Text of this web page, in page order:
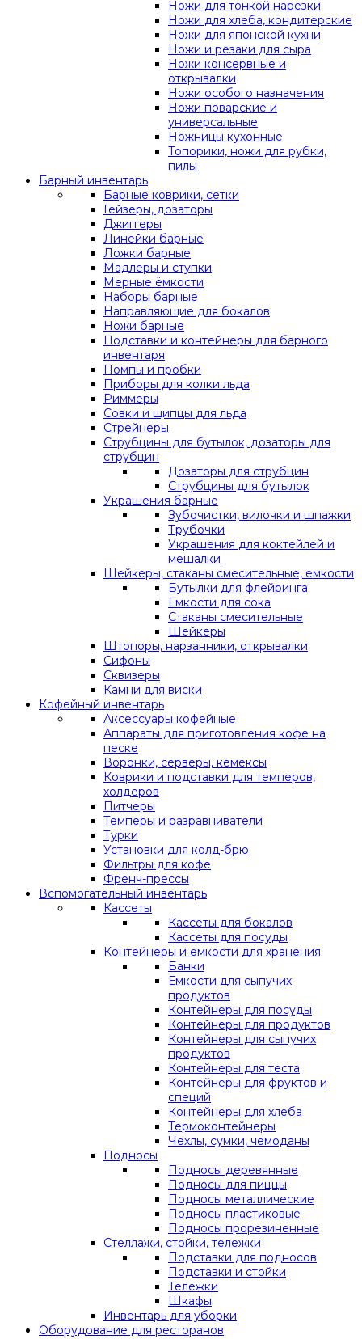
Ножи для тонкой нарезки
Ножи для хлеба, кондитерские
Ножи для японской кухни
Ножи и резаки для сыра
Ножи консервные и
открывалки
Ножи особого назначения
Ножи поварские и
универсальные
Ножницы кухонные
Топорики, ножи для рубки,
пилы
Барный инвентарь
Барные коврики, сетки
Гейзеры, дозаторы
Джиггеры
Линейки барные
Ложки барные
Мадлеры и ступки
Мерные ёмкости
Наборы барные
Направляющие для бокалов
Ножи барные
Подставки и контейнеры для барного
инвентаря
Помпы и пробки
Приборы для колки льда
Риммеры
Совки и щипцы для льда
Стрейнеры
Струбцины для бутылок, дозаторы для
струбцин
Дозаторы для струбцин
Струбцины для бутылок
Украшения барные
Зубочистки, вилочки и шпажки
Трубочки
Украшения для коктейлей и
мешалки
Шейкеры, стаканы смесительные, емкости
Бутылки для флейринга
Емкости для сока
Стаканы смесительные
Шейкеры
Штопоры, нарзанники, открывалки
Сифоны
Сквизеры
Камни для виски
Кофейный инвентарь
Аксессуары кофейные
Аппараты для приготовления кофе на
песке
Воронки, серверы, кемексы
Коврики и подставки для темперов,
холдеров
Питчеры
Темперы и разравниватели
Турки
Установки для колд-брю
Фильтры для кофе
Френч-прессы
Вспомогательный инвентарь
Кассеты
Кассеты для бокалов
Кассеты для посуды
Контейнеры и емкости для хранения
Банки
Емкости для сыпучих
продуктов
Контейнеры для посуды
Контейнеры для продуктов
Контейнеры для сыпучих
продуктов
Контейнеры для теста
Контейнеры для фруктов и
специй
Контейнеры для хлеба
Термоконтейнеры
Чехлы, сумки, чемоданы
Подносы
Подносы деревянные
Подносы для пиццы
Подносы металлические
Подносы пластиковые
Подносы прорезиненные
Стеллажи, стойки, тележки
Подставки для подносов
Подставки и стойки
Тележки
Шкафы
Инвентарь для уборки
Оборудование для ресторанов